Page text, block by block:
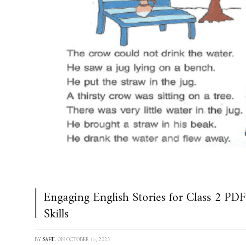
Engaging English Stories for Class 2
Skills
BYSAHILONOCTOBER 15, 2023